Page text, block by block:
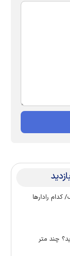
جنگ/ کدام رادارها
چند متر